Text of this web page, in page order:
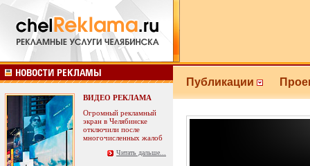
ВИДЕО РЕКЛАМА
Огромный рекламный
экран в Челябинске
отключили после
многочисленных жалоб
Читать дальше...
Публикации